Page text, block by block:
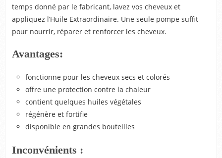
temps donné par le fabricant, lavez vos cheveux et
appliquez l’Huile Extraordinaire. Une seule pompe suffit
pour nourrir, réparer et renforcer les cheveux.
Avantages:
fonctionne pour les cheveux secs et colorés
offre une protection contre la chaleur
contient quelques huiles végétales
régénère et fortifie
disponible en grandes bouteilles
Inconvénients :